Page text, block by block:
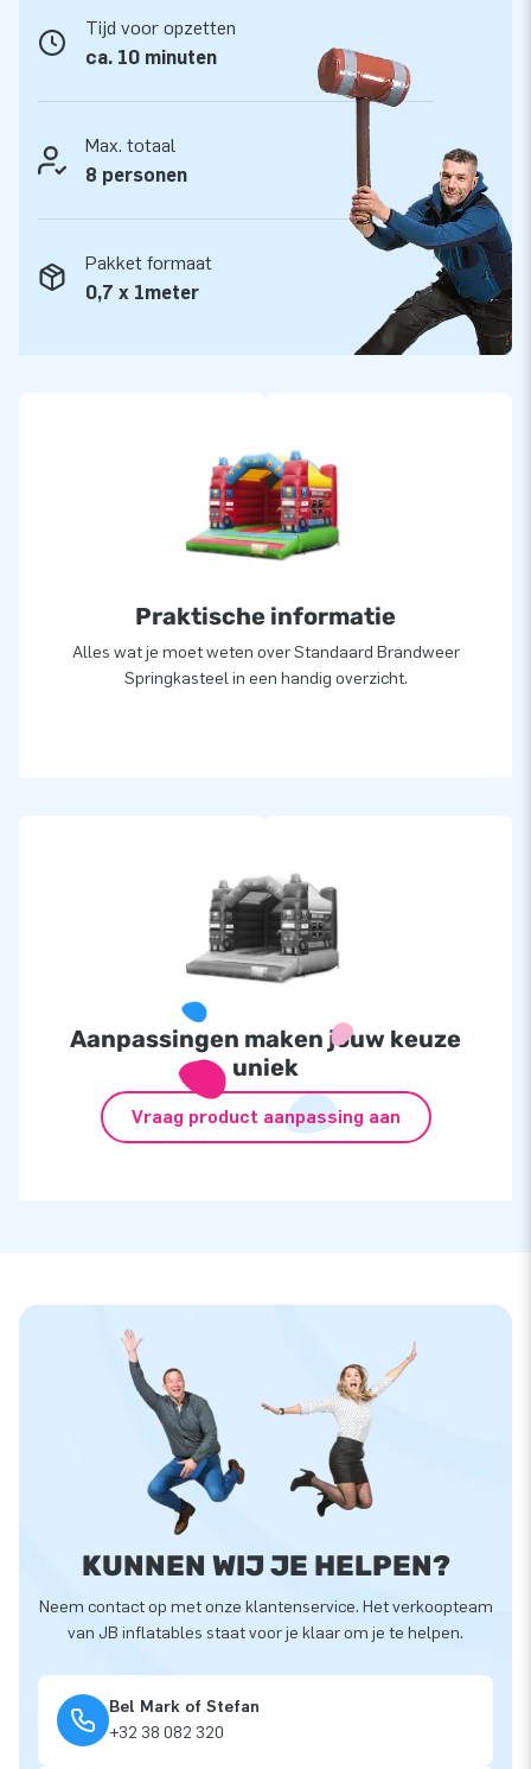
ook wel creators of greatness.
Tijd voor opzetten
ca. 10 minuten
Max. totaal
8 personen
Pakket formaat
0,7 x 1meter
Praktische informatie
Alles wat je moet weten over Standaard Brandweer
Springkasteel in een handig overzicht.
Aanpassingen maken jouw keuze
uniek
Vraag product aanpassing aan
KUNNEN WIJ JE HELPEN?
Neem contact op met onze klantenservice. Het verkoopteam
van JB inflatables staat voor je klaar om je te helpen.
Bel Mark of Stefan
+32 38 082 320